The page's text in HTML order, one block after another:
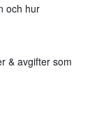
och hur
& avgifter som